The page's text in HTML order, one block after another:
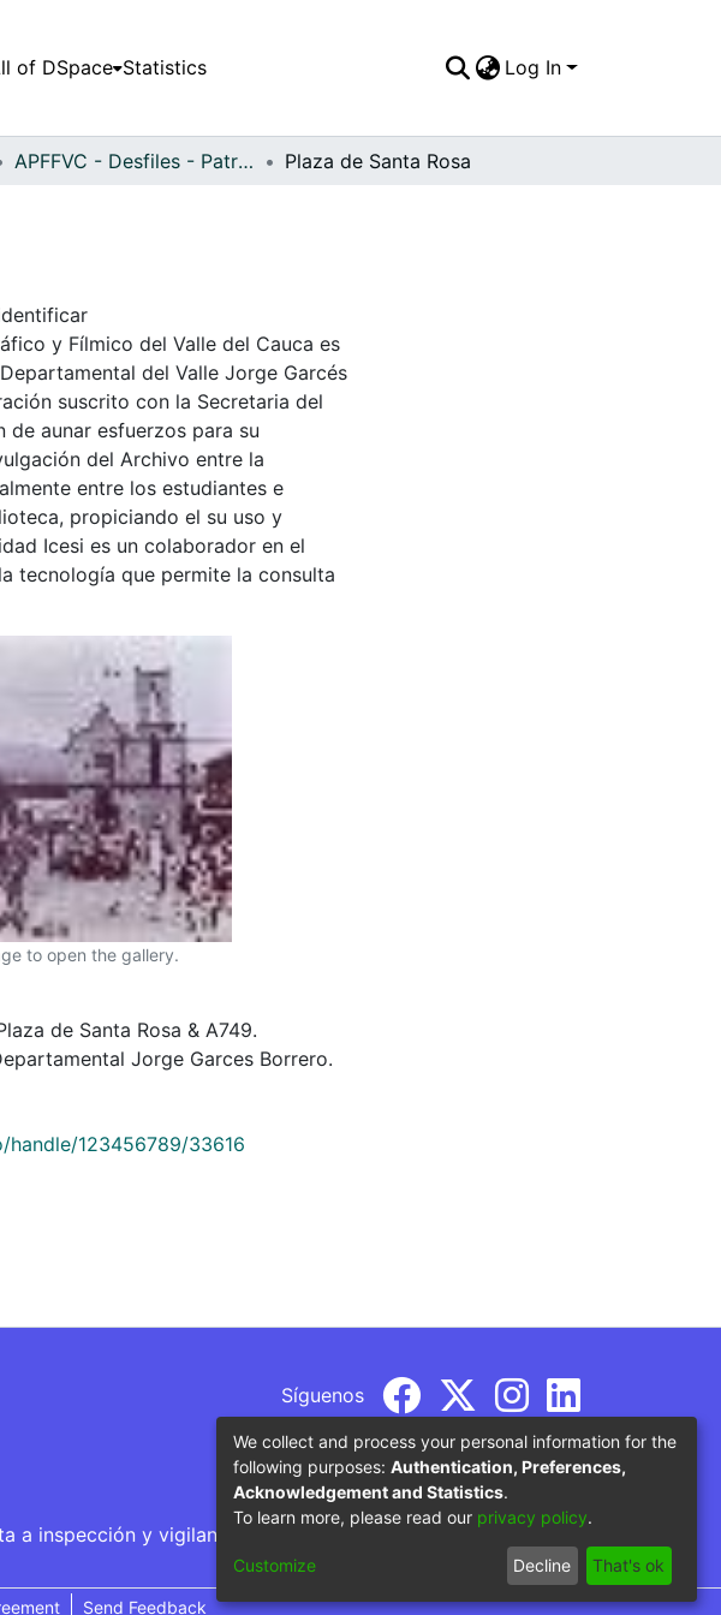
of DSpace Statistics Log In
APFFVC - Desfiles - Patrimonial Plaza de Santa Rosa
y Fílmico del Valle del Cauca es
del Valle Jorge Garcés
suscrito con la Secretaria del
aunar esfuerzos para su
del Archivo entre la
entre los estudiantes e
propiciando el su uso y
Icesi es un colaborador en el
tecnología que permite la consulta
to open the gallery.
de Santa Rosa & A749.
Jorge Garces Borrero.
handle/123456789/33616
Síguenos
a inspección y vigilancia por parte del Ministerio de Educación
Send Feedback
We collect and process your personal information for the
following purposes: Authentication, Preferences,
Acknowledgement and Statistics.
To learn more, please read our privacy policy.
Customize Decline That's ok